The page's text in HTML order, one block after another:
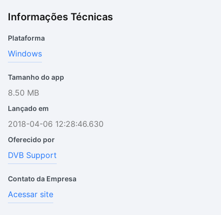
Informações Técnicas
Plataforma
Windows
Tamanho do app
8.50 MB
Lançado em
2018-04-06 12:28:46.630
Oferecido por
DVB Support
Contato da Empresa
Acessar site